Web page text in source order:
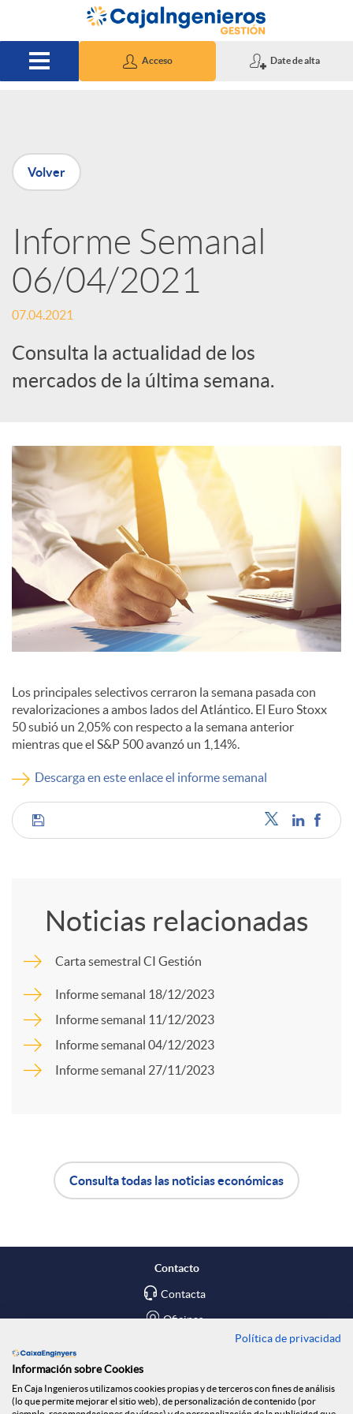
Saltar al contenido principal
Acceso Date de alta
P
u
b
l
i
c
a
d
o
r
d
e
c
o
e
n
Volver
Informe Semanal
06/04/2021
07.04.2021
Consulta la actualidad de los
mercados de la última semana.
Los principales selectivos cerraron la semana pasada con
revalorizaciones a ambos lados del Atlántico. El Euro Stoxx
50 subió un 2,05% con respecto a la semana anterior
mientras que el S&P 500 avanzó un 1,14%.
Descarga en este enlace el informe semanal
C
m
p
a
r
n
R
Noticias relacionadas
Carta semestral CI Gestión
Informe semanal 18/12/2023
Informe semanal 11/12/2023
Informe semanal 04/12/2023
Informe semanal 27/11/2023
p
i
c
o
ó
n
Consulta todas las noticias económicas
Contacto
Contacta
Oficinas
Blog
Política de privacidad
Información sobre Cookies
En Caja Ingenieros utilizamos cookies propias y de terceros con fines de análisis
(lo que permite mejorar el sitio web), de personalización de contenido (por